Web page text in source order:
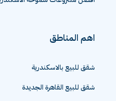
افضل مشروعات سموحة الاسكندرية
اهم المناطق
شقق للبيع بالاسكندرية
شقق للبيع القاهرة الجديدة